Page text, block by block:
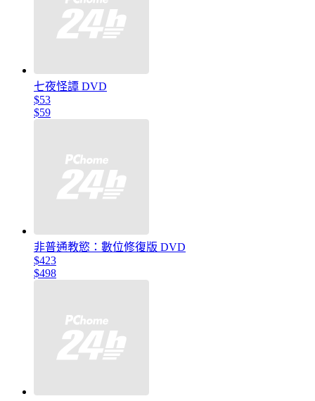
七夜怪譚 DVD
$53
$59
非普通教慾：數位修復版 DVD
$423
$498